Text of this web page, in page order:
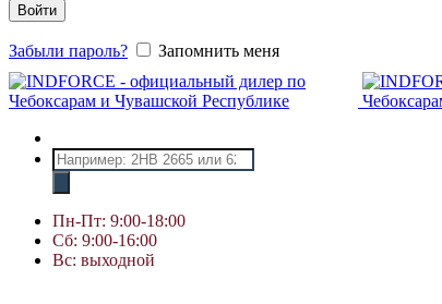
Войти
Забыли пароль? Запомнить меня
Поиск
товаров
Пн-Пт: 9:00-18:00
Сб: 9:00-16:00
Вс: выходной